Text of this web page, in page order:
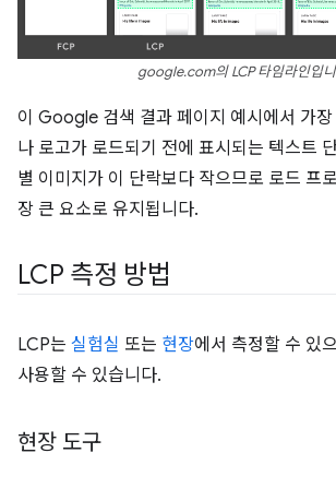
google.com의 LCP 타임라인입
이 Google 검색 결과 페이지 예시에서 가장
나 로고가 로드되기 전에 표시되는 텍스트
별 이미지가 이 단락보다 작으므로 로드 프
장 큰 요소로 유지됩니다.
LCP 측정 방법
LCP는 실험실 또는 현장에서 측정할 수 있
사용할 수 있습니다.
현장 도구